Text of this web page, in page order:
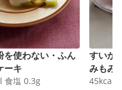
を使わない・ふん
ーキ
食塩 0.3g
すいか
みもみ
45kcal